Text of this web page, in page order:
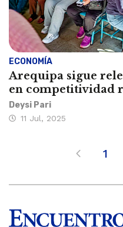
ECONOMÍA
Arequipa sigue
en competitividad
Deysi Pari
11 Jul, 2025
1